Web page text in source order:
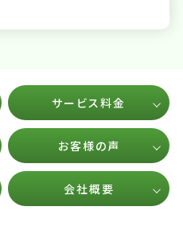
サービス料金
お客様の声
会社概要